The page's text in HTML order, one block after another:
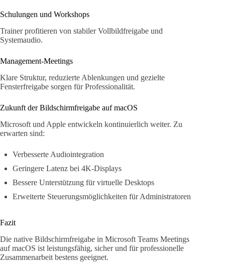
Schulungen und Workshops
Trainer profitieren von stabiler Vollbildfreigabe und
Systemaudio.
Management-Meetings
Klare Struktur, reduzierte Ablenkungen und gezielte
Fensterfreigabe sorgen für Professionalität.
Zukunft der Bildschirmfreigabe auf macOS
Microsoft und Apple entwickeln kontinuierlich weiter. Zu
erwarten sind:
Verbesserte Audiointegration
Geringere Latenz bei 4K-Displays
Bessere Unterstützung für virtuelle Desktops
Erweiterte Steuerungsmöglichkeiten für Administratoren
Fazit
Die native Bildschirmfreigabe in Microsoft Teams Meetings
auf macOS ist leistungsfähig, sicher und für professionelle
Zusammenarbeit bestens geeignet.